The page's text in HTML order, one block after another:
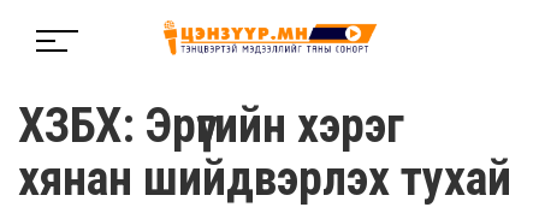
ХЗБХ: Эрүүгийн хэрэг
хянан шийдвэрлэх тухай